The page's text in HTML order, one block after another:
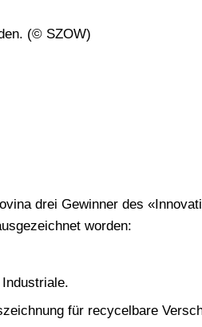
(© SZOW)
drei Gewinner des
worden:
für recycelbare